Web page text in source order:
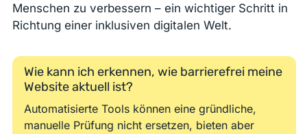
Menschen zu verbessern – ein wichtiger Schritt in
Richtung einer inklusiven digitalen Welt.
Wie kann ich erkennen, wie barrierefrei meine
Website aktuell ist?
Automatisierte Tools können eine gründliche,
manuelle Prüfung nicht ersetzen, bieten aber